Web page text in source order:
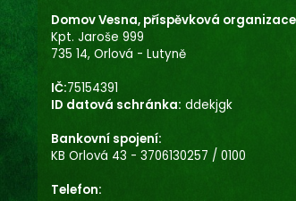
Domov Vesna, příspěvková organizace
Kpt. Jaroše 999
735 14, Orlová - Lutyně
IČ:75154391
ID datová schránka: ddekjgk
Bankovní spojení:
KB Orlová 43 - 3706130257 / 0100
Telefon: